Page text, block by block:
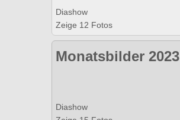
Diashow
Zeige 12 Fotos
Monatsbilder 2023
Diashow